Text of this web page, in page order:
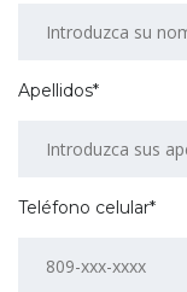
Apellidos*
Teléfono celular*